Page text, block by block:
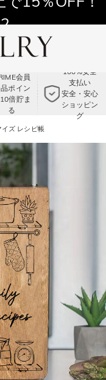
会員
ポイン
10倍貯ま
る
100%安全
支払い
安全・安心
ショッピン
グ
イズ レシピ帳